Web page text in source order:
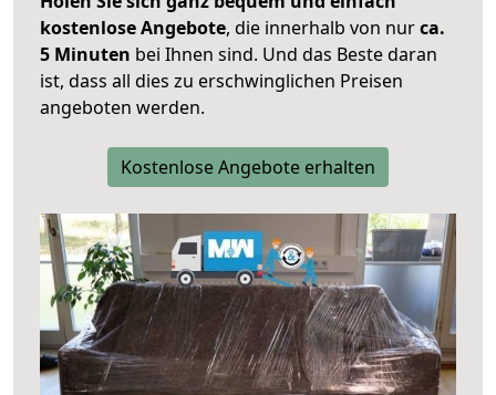
kostenlose Angebote, die innerhalb von nurca.
5 Minuten bei Ihnen sind. Und das Beste daran
ist, dass all dies zu erschwinglichen Preisen
angeboten werden.
Kostenlose Angebote erhalten